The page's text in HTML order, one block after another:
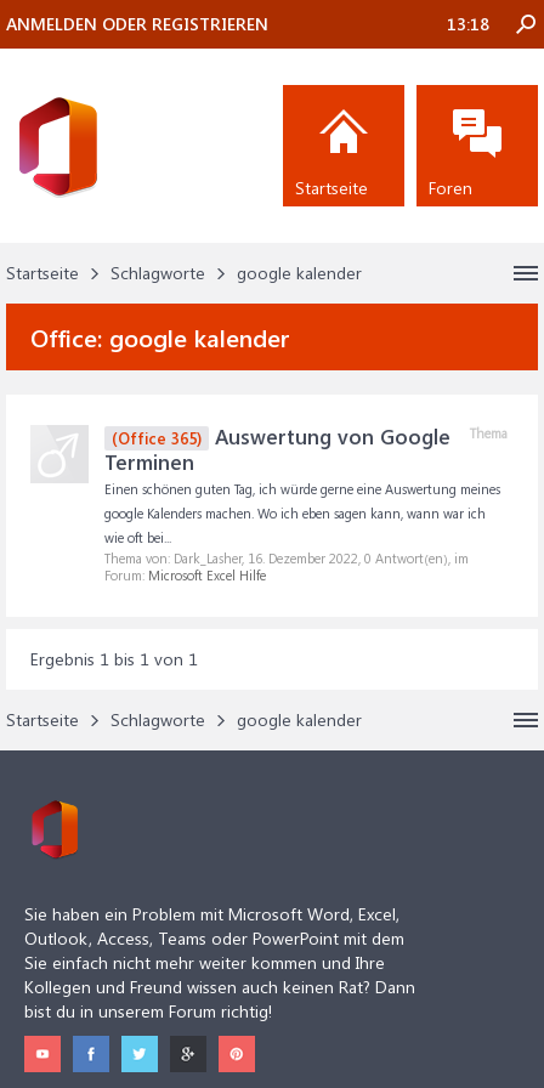
Startseite Schlagworte google kalender
Office: google kalender
Thema
(Office 365)
Auswertung von Google
Terminen
Einen schönen guten Tag, ich würde gerne eine Auswertung meines
google Kalenders machen. Wo ich eben sagen kann, wann war ich
wie oft bei...
Thema von: Dark_Lasher, 16. Dezember 2022, 0 Antwort(en), im
Forum: Microsoft Excel Hilfe
Ergebnis 1 bis 1 von 1
Startseite Schlagworte google kalender
ANMELDEN ODER REGISTRIEREN 13:18
Startseite Foren
Sie haben ein Problem mit Microsoft Word, Excel,
Outlook, Access, Teams oder PowerPoint mit dem
Sie einfach nicht mehr weiter kommen und Ihre
Kollegen und Freund wissen auch keinen Rat? Dann
bist du in unserem Forum richtig!